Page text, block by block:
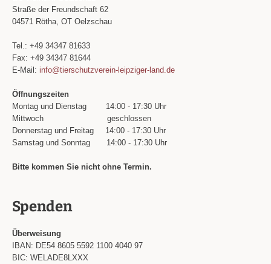
Straße der Freundschaft 62
04571 Rötha, OT Oelzschau
Tel.: +49 34347 81633
Fax: +49 34347 81644
E-Mail:info@tierschutzverein-leipziger-land.de
Öffnungszeiten
Montag und Dienstag
14:00 - 17:30 Uhr
Mittwoch
geschlossen
Donnerstag und Freitag
14:00 - 17:30 Uhr
Samstag und Sonntag
14:00 - 17:30 Uhr
Bitte kommen Sie nicht ohne Termin.
Spenden
Überweisung
IBAN: DE54 8605 5592 1100 4040 97
BIC: WELADE8LXXX